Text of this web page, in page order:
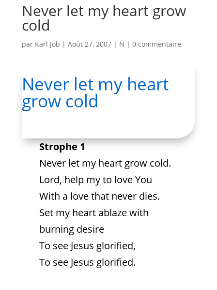
Never let my heart grow
cold
par Karl Job | Août 27, 2007| N | 0 commentaire
Never let my heart
grow cold
Strophe 1
Never let my heart grow cold.
Lord, help my to love You
With a love that never dies.
Set my heart ablaze with
burning desire
To see Jesus glorified,
To see Jesus glorified.